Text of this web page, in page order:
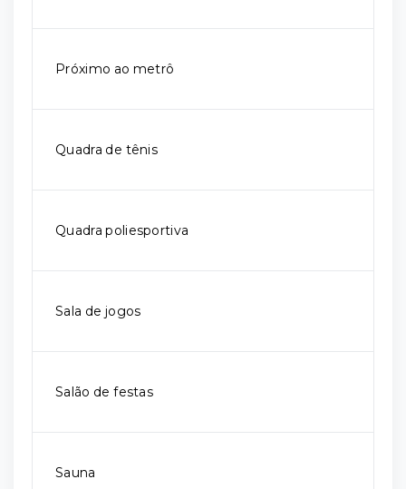
Próximo ao metrô
Quadra de tênis
Quadra poliesportiva
Sala de jogos
Salão de festas
Sauna